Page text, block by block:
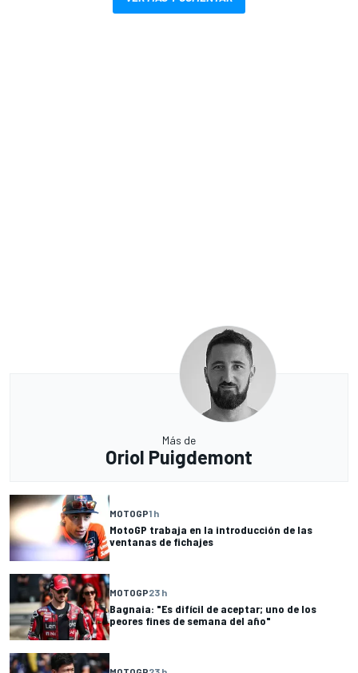
Más de
Oriol Puigdemont
MOTOGP1 h
MotoGP trabaja en la introducción de las
ventanas de fichajes
MOTOGP23 h
Bagnaia: "Es difícil de aceptar; uno de los
peores fines de semana del año"